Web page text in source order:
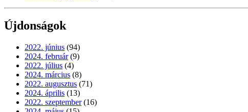
Újdonságok
2022. június (94)
2024. február (9)
2022. július (4)
2024. március (8)
2022. augusztus (71)
2024. április (13)
2022. szeptember (16)